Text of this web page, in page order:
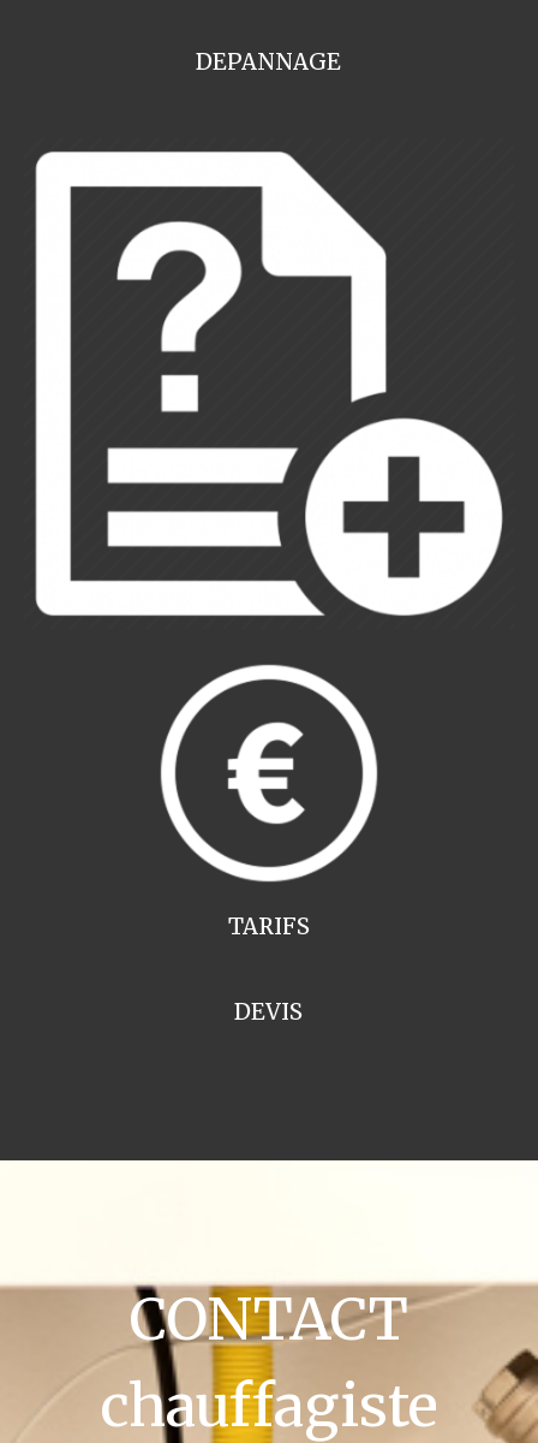
DEPANNAGE
TARIFS
DEVIS
CONTACT
chauffagiste